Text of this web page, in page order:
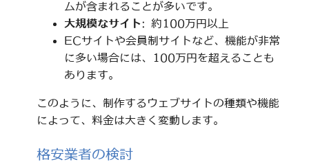
ムが含まれることが多いです。
大規模なサイト: 約100万円以上
ECサイトや会員制サイトなど、機能が非常
に多い場合には、100万円を超えることも
あります。
このように、制作するウェブサイトの種類や機能
によって、料金は大きく変動します。
格安業者の検討